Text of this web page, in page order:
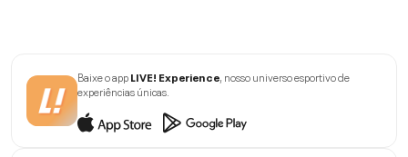
Baixe o appLIVE! Experience, nosso universo esportivo de
experiências únicas.